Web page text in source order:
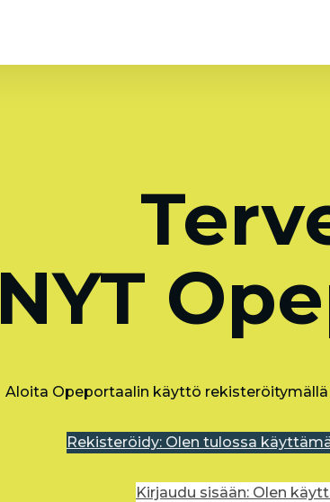
NYT
Aloita Opeportaalin käyttö
Rekisteröidy: Olen tulossa
Kirjaudu sisään: Olen